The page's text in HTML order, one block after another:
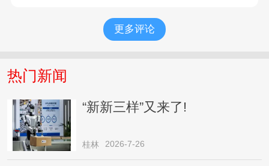
更多评论
热门新闻
“新新三样”又来了!
桂林 2026-7-26